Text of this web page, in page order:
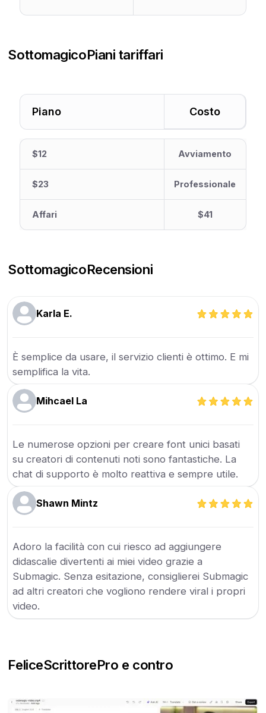
SottomagicoPiani tariffari
Piano Costo
$12 Avviamento
$23 Professionale
Affari $41
SottomagicoRecensioni
Karla E.
È semplice da usare, il servizio clienti è ottimo. E mi
semplifica la vita.
Mihcael La
Le numerose opzioni per creare font unici basati
su creatori di contenuti noti sono fantastiche. La
chat di supporto è molto reattiva e sempre utile.
Shawn Mintz
Adoro la facilità con cui riesco ad aggiungere
didascalie divertenti ai miei video grazie a
Submagic. Senza esitazione, consiglierei Submagic
ad altri creatori che vogliono rendere viral i propri
video.
FeliceScrittorePro e contro